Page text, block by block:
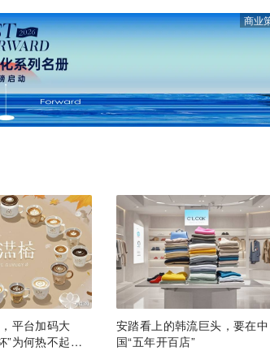
商业
平台加码大
”为何热不起
安踏看上的韩流巨头，要在中
国“五年开百店”